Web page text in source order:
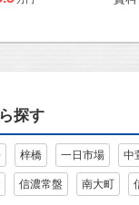
探す
梓橋 一日市場 中
信濃常盤 南大町